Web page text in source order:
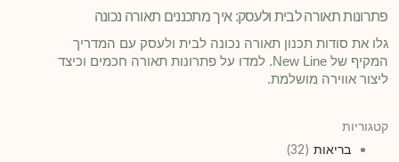
פתרונות תאורה לבית ולעסק: איך מתכננים תאורה נכונה
גלו את סודות תכנון תאורה נכונה לבית ולעסק עם המדריך
המקיף של New Line. למדו על פתרונות תאורה חכמים וכיצד
ליצור אווירה מושלמת.
קטגוריות
בריאות (32)